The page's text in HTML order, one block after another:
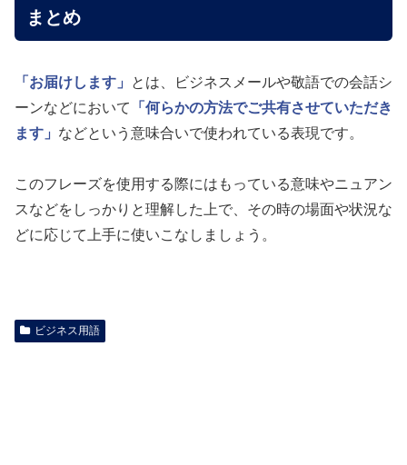
まとめ
「お届けします」
とは、ビジネスメールや敬語での会話シ
ーンなどにおいて
「何らかの方法でご共有させていただき
ます」 などという意味合いで使われている表現です。
このフレーズを使用する際にはもっている意味やニュアン
スなどをしっかりと理解した上で、その時の場面や状況な
どに応じて上手に使いこなしましょう。
ビジネス用語